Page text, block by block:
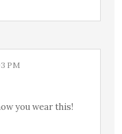
PM
you wear this!